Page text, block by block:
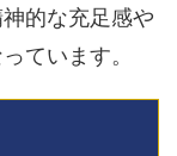
的な充足感や
ています。